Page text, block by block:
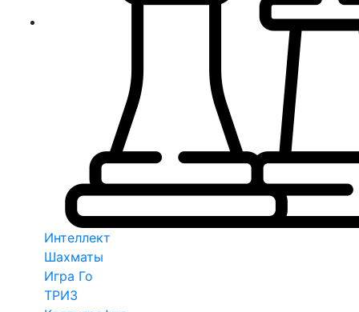
Интеллект
Шахматы
Игра Го
ТРИЗ